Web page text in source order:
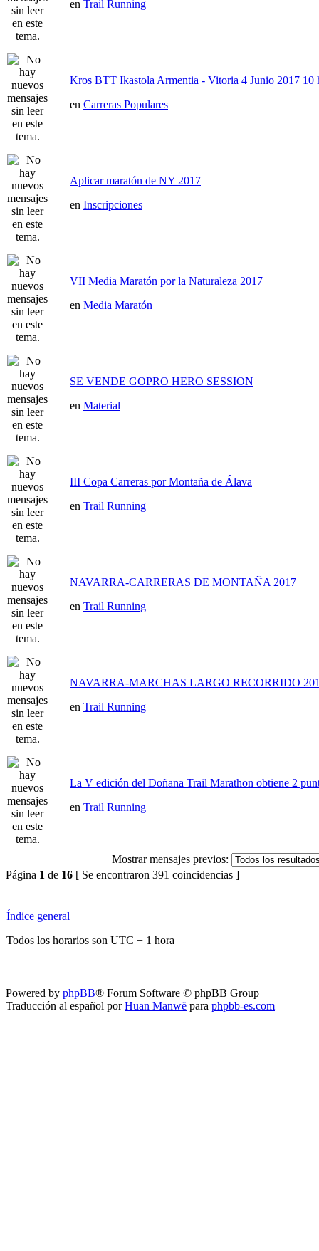
en Trail Running
Kros BTT Ikastola Armentia - Vitoria 4 Junio 2017 10
en Carreras Populares
Aplicar maratón de NY 2017
en Inscripciones
VII Media Maratón por la Naturaleza 2017
en Media Maratón
SE VENDE GOPRO HERO SESSION
en Material
III Copa Carreras por Montaña de Álava
en Trail Running
NAVARRA-CARRERAS DE MONTAÑA 2017
en Trail Running
NAVARRA-MARCHAS LARGO RECORRIDO
en Trail Running
La V edición del Doñana Trail Marathon obtiene 2
en Trail Running
Mostrar mensajes previos:
Página 1 de 16 [ Se encontraron 391 coincidencias ]
Índice general
Todos los horarios son UTC + 1 hora
Powered by phpBB® Forum Software © phpBB Group
Traducción al español porHuan Manwë para phpbb-es.com